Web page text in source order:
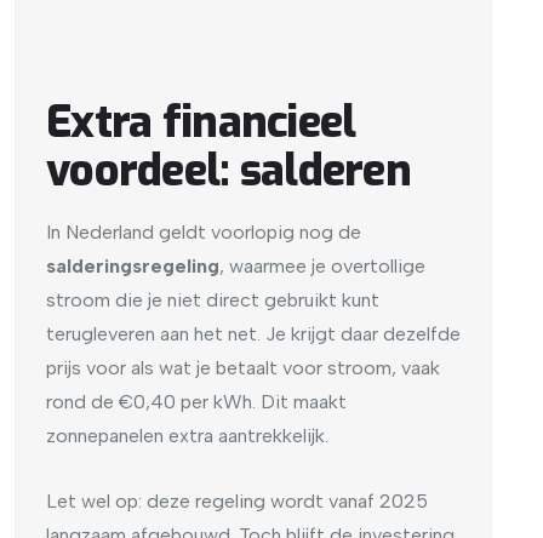
Extra financieel
voordeel: salderen
In Nederland geldt voorlopig nog de
salderingsregeling, waarmee je overtollige
stroom die je niet direct gebruikt kunt
terugleveren aan het net. Je krijgt daar dezelfde
prijs voor als wat je betaalt voor stroom, vaak
rond de €0,40 per kWh. Dit maakt
zonnepanelen extra aantrekkelijk.
Let wel op: deze regeling wordt vanaf 2025